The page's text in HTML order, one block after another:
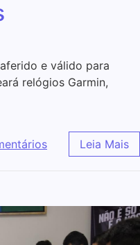
e válido para
relógios Garmin,
Leia Mais